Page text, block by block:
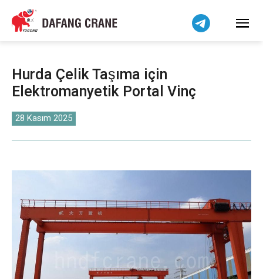
Hurda Çelik Taşıma için
Elektromanyetik Portal Vinç
28 Kasım 2025
Bahasa Indonesia
Bahasa Melayu
বাংলা
فارسی
Pilipino
اردو
Čeština
Kiswahili
Dansk
Norsk
O‘zbekcha